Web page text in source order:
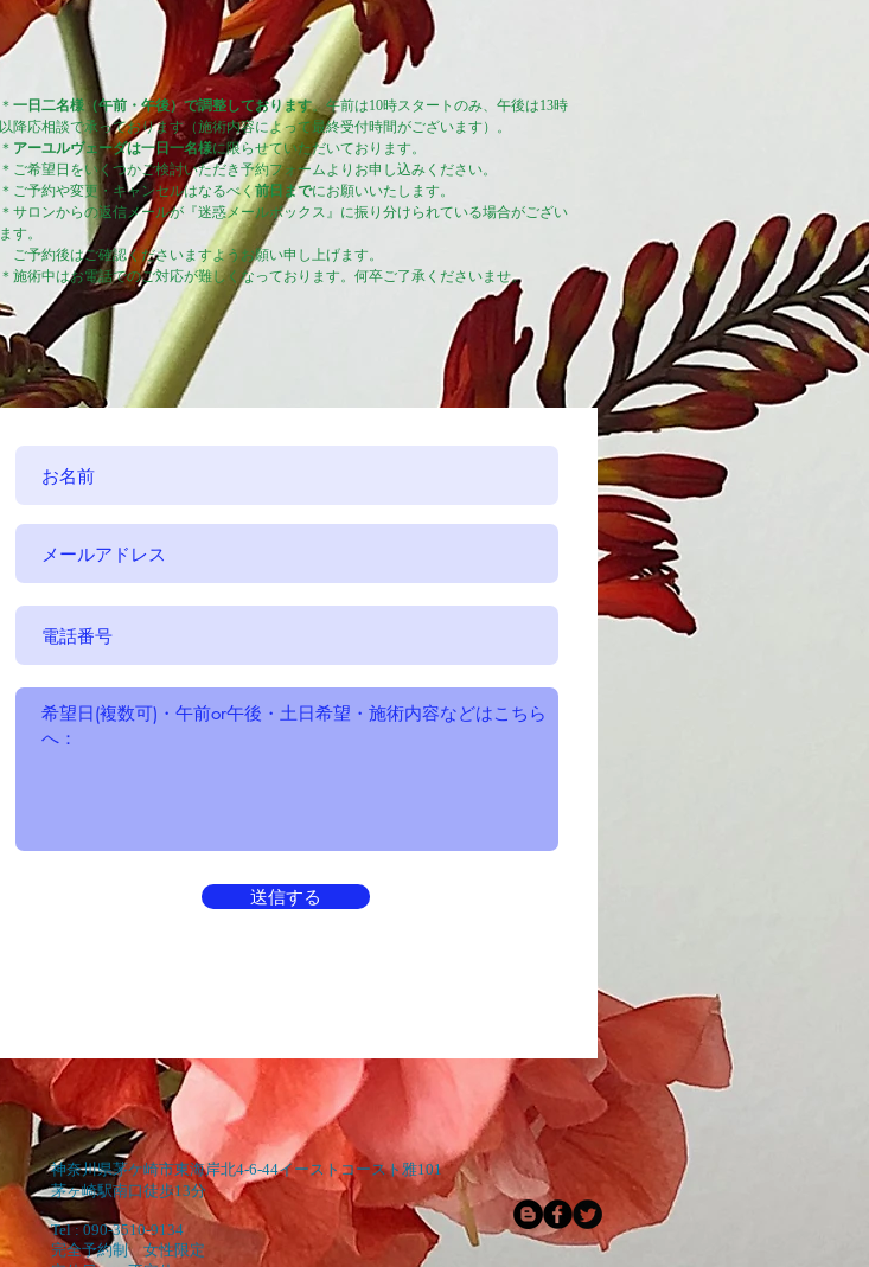
＊ 一日二名様（午前・午後）で調整しております。午前は10時スタートのみ、午後は13時
以降応相談で承っております（施術内容によって最終受付時間がございます）。
​＊ アーユルヴェーダは一日一名様に限らせていただいております。
＊ご希望日をいくつかご検討いただき予約フォームよりお申し込みください。
​＊ご予約や変更・キャンセルはなるべく前日までにお願いいたします。
＊サロンからの返信メールが『迷惑メールボックス』に振り分けられている場合がござい
ます。
ご予約後はご確認くださいますようお願い申し上げます。
＊施術中はお電話でのご対応が難しくなっております。何卒ご了承くださいませ。
送信する
神奈川県茅ケ崎市東海岸北4-6-44イーストコースト雅101
茅ヶ崎駅南口徒歩13分
Tel : 090-3510-9134
完全予約制 女性限定